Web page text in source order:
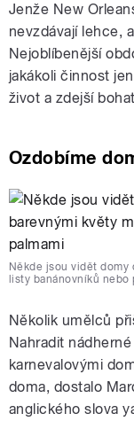
Jenže New
nevzdávají lehce,
Nejoblíbenější
jakákoli činnost
život a zdejší
Ozdobíme
Někde jsou vidět domy
listy banánovníků nebo
Několik umělců
Nahradit
karnevalovými
doma, dostalo
anglického slova